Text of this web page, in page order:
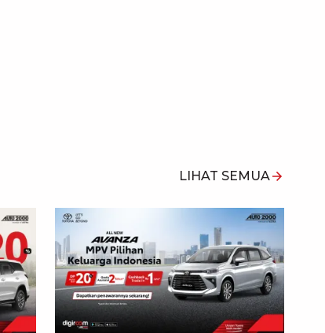
LIHAT SEMUA